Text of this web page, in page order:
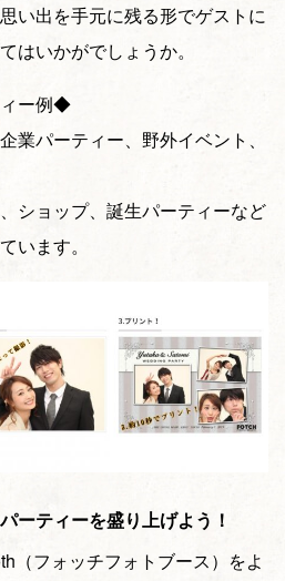
い出を手元に残る形でゲストに
はいかがでしょうか。
ー例◆
業パーティー、野外イベント、
ショップ、誕生パーティーなど
います。
ーティーを盛り上げよう！
（フォッチフォトブース）をよ